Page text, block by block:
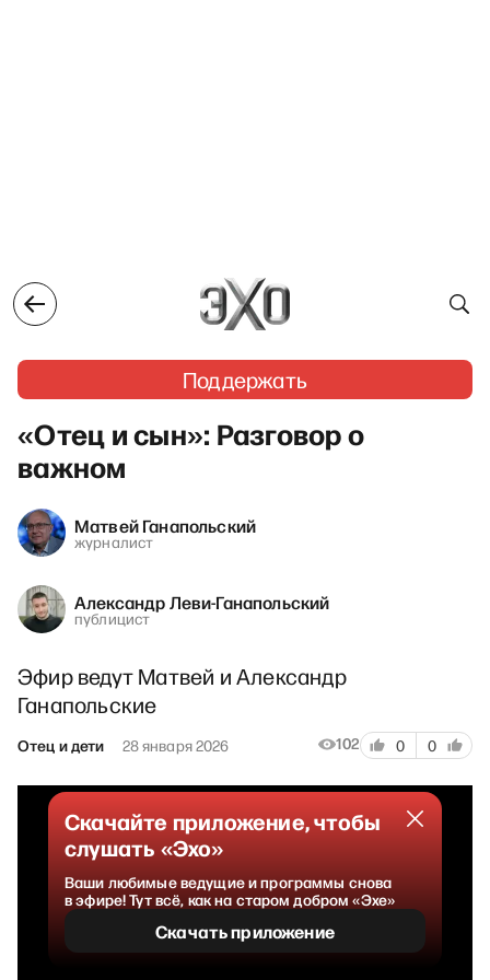
Поддержать
«Отец и сын»: Разговор о
важном
Матвей Ганапольский
журналист
Александр Леви-Ганапольский
публицист
Эфир ведут Матвей и Александр
Ганапольские
Отец и дети 28 января 2026 102 0 0
Скачайте приложение, чтобы
слушать «Эхо»
Ваши любимые ведущие и программы снова
в эфире! Тут всё, как на старом добром «Эхе»
Скачать приложение